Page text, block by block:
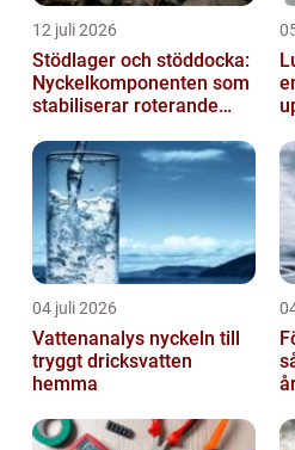
12 juli 2026
Stödlager och stöddocka:
Nyckelkomponenten som
stabiliserar roterande
04 juli 2026
Vattenanalys nyckeln till
tryggt dricksvatten
hemma